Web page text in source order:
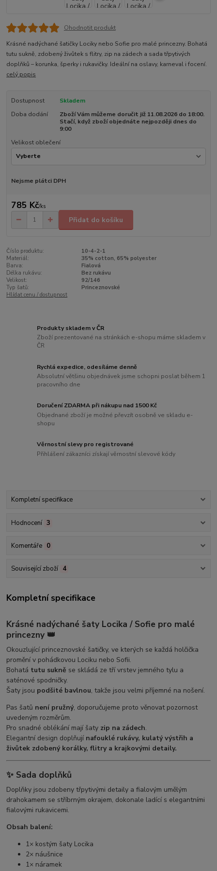
Ohodnotit produkt
Krásné nadýchané šatičky Lociky nebo Sofie pro malé princezny. Bohatá
tutu sukně, zdobený živůtek s flitry, zip na zádech a sada třpytivých
doplňků – korunka, šperky i rukavičky. Ideální na oslavy, karneval i focení.
celý popis
Dostupnost
Skladem
Doba dodání
Zboží Vám můžeme doručit již 11.08.2026 do 18:00.
Stačí, když zboží objednáte nejpozději dnes do
9:00
Velikost oblečení
Nejsme plátci DPH
785 Kč/ks
Přidat do košíku
Číslo produktu:
10-4-2-1
Materiál:
35% cotton, 65% polyester
Barva:
Fialová
Délka rukávu:
Bez rukávu
Velikost:
92/146
Typ šatů:
Princeznovské
Hlídat cenu / dostupnost
Produkty skladem v ČR
Zboží prezentované na stránkách e-shopu máme skladem v
ČR
Rychlá expedice, odesíláme denně
Absolutní většinu objednávek jsme schopni poslat během 1
pracovního dne
Doručení ZDARMA při nákupu nad 1500 Kč
Objednané zboží je možné převzít osobně ve skladu e-
shopu
Věrnostní slevy pro registrované
Přihlášení zákazníci získají věrnostní slevové kódy
Kompletní specifikace
Hodnocení 3
Komentáře 0
Související zboží 4
Kompletní specifikace
Krásné nadýchané šaty Locika / Sofie pro malé
princezny 👑
Okouzlující princeznovské šatičky, ve kterých se každá holčička
promění v pohádkovou Lociku nebo Sofii.
Bohatá tutu sukně se skládá ze tří vrstev jemného tylu a
saténové spodničky.
Šaty jsou podšité bavlnou, takže jsou velmi příjemné na nošení.
Pas šatů není pružný, doporučujeme proto věnovat pozornost
uvedeným rozměrům.
Pro snadné oblékání mají šaty zip na zádech.
Elegantní design doplňují nafouklé rukávy, kulatý výstřih a
živůtek zdobený korálky, flitry a krajkovými detaily.
✨ Sada doplňků
Doplňky jsou zdobeny třpytivými detaily a fialovým umělým
drahokamem se stříbrným okrajem, dokonale ladící s elegantními
fialovými rukavicemi.
Obsah balení:
1× kostým šaty Locika
2× náušnice
1× náramek